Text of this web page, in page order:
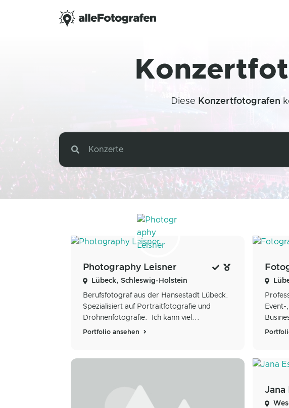
Diese Konzertfotografen
Konzerte
Photography Leisner
Lübeck, Schleswig-Holstein
Berufsfotograf aus der Hansestadt Lübeck.
Spezialisiert auf Portraitfotografie und
Drohnenfotografie. Ich kann viel...
Portfolio ansehen
Jana